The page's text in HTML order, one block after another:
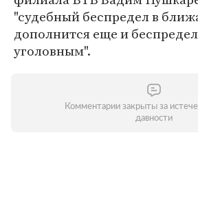
"судебный беспредел в
дополнится еще и
уголовным".
Комментарии закрыты за
давности